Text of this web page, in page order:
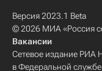
Версия 2023.1 Beta
© 2026 МИА «Россия
Вакансии
Сетевое издание РИА
в Федеральной